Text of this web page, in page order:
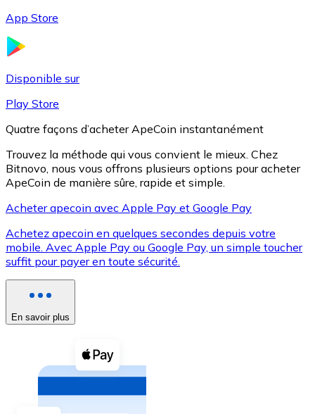
XRP
XRP
Voir toutes
Coupons crypto
Achetez des cryptomonnaies en espèces et d'autres
Acheter avec espèces
App Store
Disponible sur
Play Store
Quatre façons d’acheter ApeCoin instantanément
Trouvez la méthode qui vous convient le mieux. Chez
Bitnovo, nous vous offrons plusieurs options pour acheter
ApeCoin de manière sûre, rapide et simple.
Acheter apecoin avec Apple Pay et Google Pay
Achetez apecoin en quelques secondes depuis votre
mobile. Avec Apple Pay ou Google Pay, un simple toucher
suffit pour payer en toute sécurité.
En savoir plus